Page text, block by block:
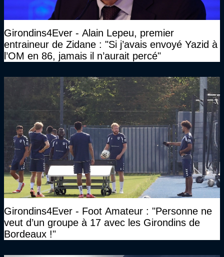
Girondins4Ever - Alain Lepeu, premier
entraineur de Zidane : "Si j’avais envoyé Yazid à
l’OM en 86, jamais il n’aurait percé"
Girondins4Ever - Foot Amateur : "Personne ne
veut d’un groupe à 17 avec les Girondins de
Bordeaux !"